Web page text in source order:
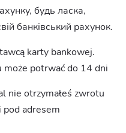
будь ласка,
банківський рахунок.
karty bankowej.
potrwać do 14 dni
nie otrzymałeś zwrotu
pod adresem